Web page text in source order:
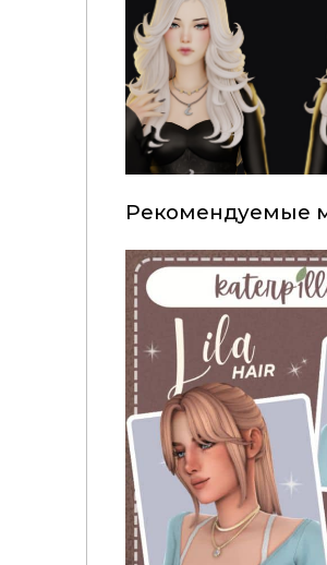
Рекомендуемые